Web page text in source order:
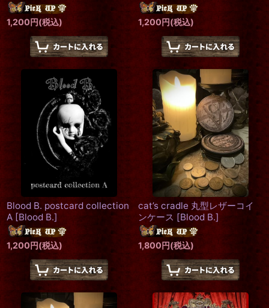
1,200円(税込) 1,200円(税込)
Blood B. postcard collection
A [Blood B.]
1,200円(税込)
cat’s cradle 丸型レザーコイ
ンケース [Blood B.]
1,800円(税込)